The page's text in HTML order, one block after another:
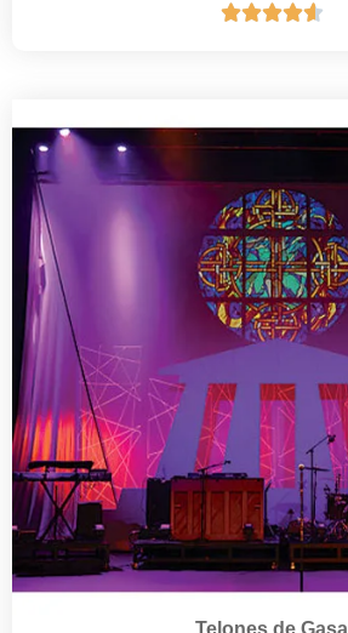
